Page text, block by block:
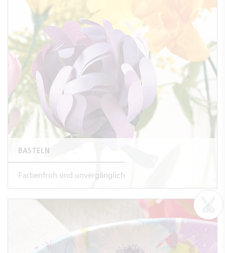
BASTELN
Farbenfroh und unvergänglich